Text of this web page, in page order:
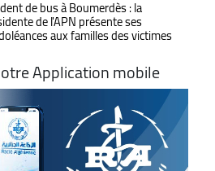
de bus à Boumerdès : la
de l'APN présente ses
aux familles des victimes
Application mobile